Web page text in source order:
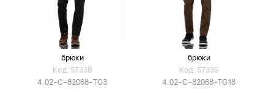
брюки
Код: 57338
4.02-C-82068-TG3
брюки
Код: 57336
4.02-C-82068-TG18